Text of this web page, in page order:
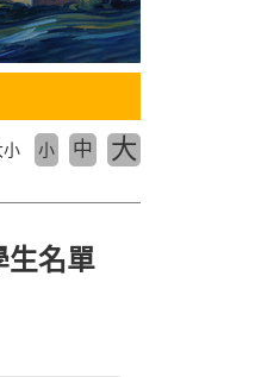
小 小 中 大
生名單